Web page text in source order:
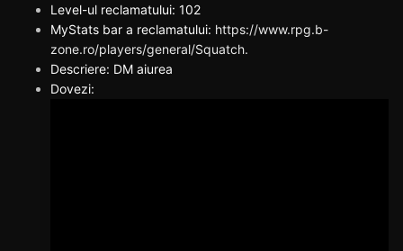
Level-ul reclamatului: 102
MyStats bar a reclamatului: https://www.rpg.b-
zone.ro/players/general/Squatch.
Descriere: DM aiurea
Dovezi: